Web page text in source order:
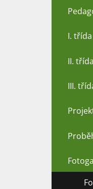
I. třída
II. třída
III.